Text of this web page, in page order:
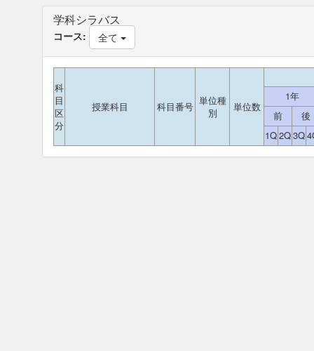
学科シラバス
コース: 全て
科
目
区
分
授業科目 科目番号 単位種
別
単位数
1年
前
後
1Q2Q3Q